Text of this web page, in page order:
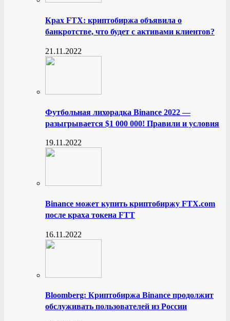
Крах FTX: криптобиржа объявила о
банкротстве, что будет с активами клиентов?
21.11.2022
Футбольная лихорадка Binance 2022 —
разыгрывается $1 000 000! Правили и условия
19.11.2022
Binance может купить криптобиржу FTX.com
после краха токена FTT
16.11.2022
Bloomberg: Криптобиржа Binance продолжит
обслуживать пользователей из России